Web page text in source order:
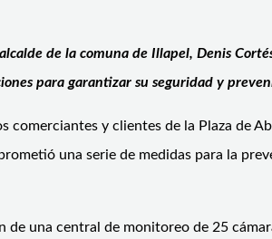
de la comuna de Illapel, Denis
para garantizar su seguridad y
y clientes de la Plaza de
una serie de medidas para la
de una central de monitoreo de 25